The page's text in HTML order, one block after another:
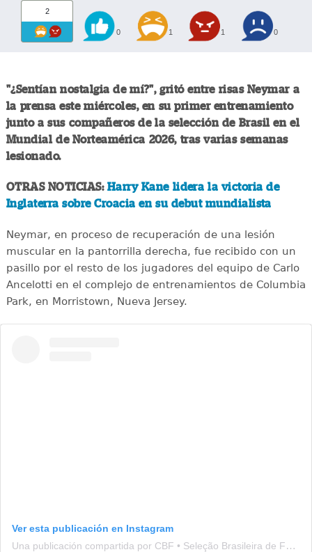
2
0 1 1 0
"¿Sentían nostalgia de mí?", gritó entre risas Neymar a
la prensa este miércoles, en su primer entrenamiento
junto a sus compañeros de la selección de Brasil en el
Mundial de Norteamérica 2026, tras varias semanas
lesionado.
OTRAS NOTICIAS: Harry Kane lidera la victoria de
Inglaterra sobre Croacia en su debut mundialista
Neymar, en proceso de recuperación de una lesión
muscular en la pantorrilla derecha, fue recibido con un
pasillo por el resto de los jugadores del equipo de Carlo
Ancelotti en el complejo de entrenamientos de Columbia
Park, en Morristown, Nueva Jersey.
Ver esta publicación en Instagram
Una publicación compartida por CBF • Seleção Brasileira de Futebol (@brasil)